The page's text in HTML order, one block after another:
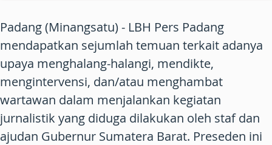
Padang (Minangsatu) - LBH Pers Padang
mendapatkan sejumlah temuan terkait adanya
upaya menghalang-halangi, mendikte,
mengintervensi, dan/atau menghambat
wartawan dalam menjalankan kegiatan
jurnalistik yang diduga dilakukan oleh staf dan
ajudan Gubernur Sumatera Barat. Preseden ini